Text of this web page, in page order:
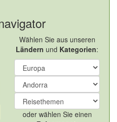
Wählen Sie aus unseren
Ländern und Kategorien:
oder wählen Sie einen